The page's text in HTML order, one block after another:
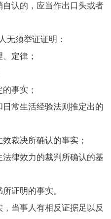
自认的，应当作出口头或者
无须举证证明：
定律；
事实；
日常生活经验法则推定出的
效裁决所确认的事实；
法律效力的裁判所确认的基
证明的事实。
当事人有相反证据足以反